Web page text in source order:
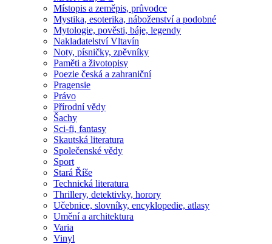
Místopis a zeměpis, průvodce
Mystika, esoterika, náboženství a podobné
Mytologie, pověsti, báje, legendy
Nakladatelství Vltavín
Noty, písničky, zpěvníky
Paměti a životopisy
Poezie česká a zahraniční
Pragensie
Právo
Přírodní vědy
Šachy
Sci-fi, fantasy
Skautská literatura
Společenské vědy
Sport
Stará Říše
Technická literatura
Thrillery, detektivky, horory
Učebnice, slovníky, encyklopedie, atlasy
Umění a architektura
Varia
Vinyl